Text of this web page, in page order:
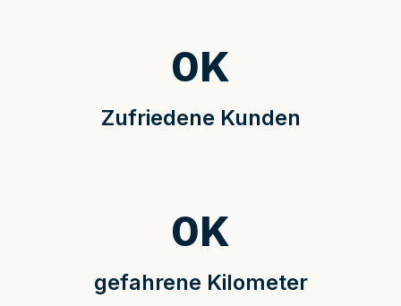
Zufriedene Kunden
0K
gefahrene Kilometer
0K